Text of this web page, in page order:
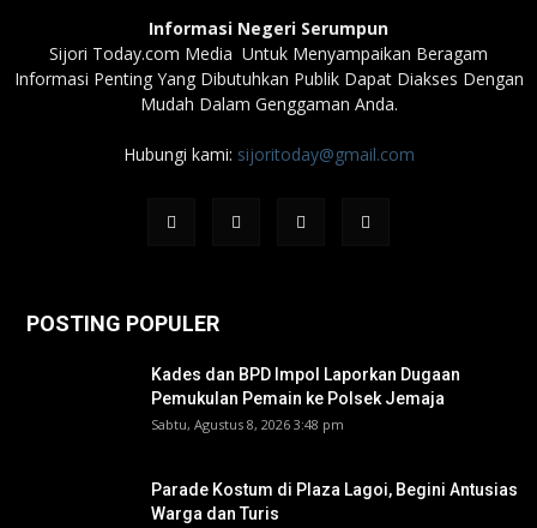
Informasi Negeri Serumpun
Sijori Today.com Media Untuk Menyampaikan Beragam
Informasi Penting Yang Dibutuhkan Publik Dapat Diakses Dengan
Mudah Dalam Genggaman Anda.
Hubungi kami: sijoritoday@gmail.com
POSTING POPULER
Kades dan BPD Impol Laporkan Dugaan
Pemukulan Pemain ke Polsek Jemaja
Sabtu, Agustus 8, 2026 3:48 pm
Parade Kostum di Plaza Lagoi, Begini Antusias
Warga dan Turis